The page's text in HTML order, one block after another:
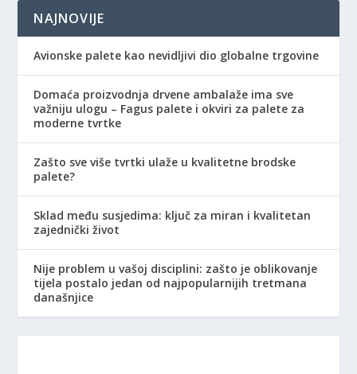
NAJNOVIJE
Avionske palete kao nevidljivi dio globalne trgovine
Domaća proizvodnja drvene ambalaže ima sve
važniju ulogu – Fagus palete i okviri za palete za
moderne tvrtke
Zašto sve više tvrtki ulaže u kvalitetne brodske
palete?
Sklad među susjedima: ključ za miran i kvalitetan
zajednički život
Nije problem u vašoj disciplini: zašto je oblikovanje
tijela postalo jedan od najpopularnijih tretmana
današnjice